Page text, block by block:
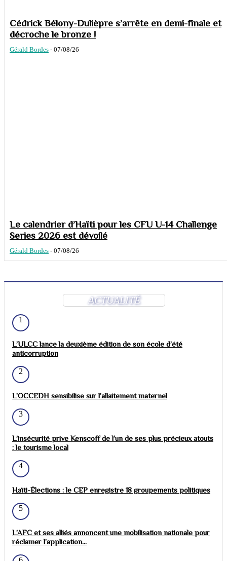
Cédrick Bélony-Dulièpre s’arrête en demi-finale et
décroche le bronze !
Gérald Bordes - 07/08/26
Le calendrier d’Haïti pour les CFU U-14 Challenge
Series 2026 est dévoilé
Gérald Bordes - 07/08/26
ACTUALITÉ
1
L’ULCC lance la deuxième édition de son école d’été
anticorruption
2
L’OCCEDH sensibilise sur l’allaitement maternel
3
L’insécurité prive Kenscoff de l’un de ses plus précieux atouts
: le tourisme local
4
Haïti-Élections : le CEP enregistre 18 groupements politiques
5
L’AFC et ses alliés annoncent une mobilisation nationale pour
réclamer l’application...